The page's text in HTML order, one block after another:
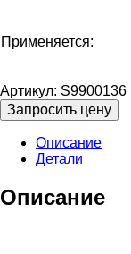
Применяется:
Артикул: S9900136
Запросить цену
Описание
Детали
Описание